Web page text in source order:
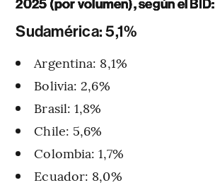
2025 (por volumen), según el BID:
Sudamérica: 5,1%
Argentina: 8,1%
Bolivia: 2,6%
Brasil: 1,8%
Chile: 5,6%
Colombia: 1,7%
Ecuador: 8,0%